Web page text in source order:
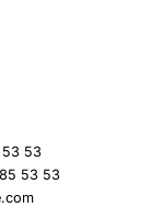
53
53 53